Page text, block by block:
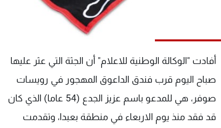
أفادت "الوكالة الوطنية للاعلام" أن الجثة التي عثر عليها
صباح اليوم قرب فندق الداعوق المهجور في رويسات
صوفر، هي للمدعو باسم عزيز الجدع (54 عاما) الذي كان
قد فقد منذ يوم الاربعاء في منطقة بعبدا، وتقدمت
شاهد البرامج
الترددات
عن MTV
الإنـتـاج
لاعلاناتكم
وظائف
تواصل معنا
شروط الإسـتخدام
سياسة الخصوصية